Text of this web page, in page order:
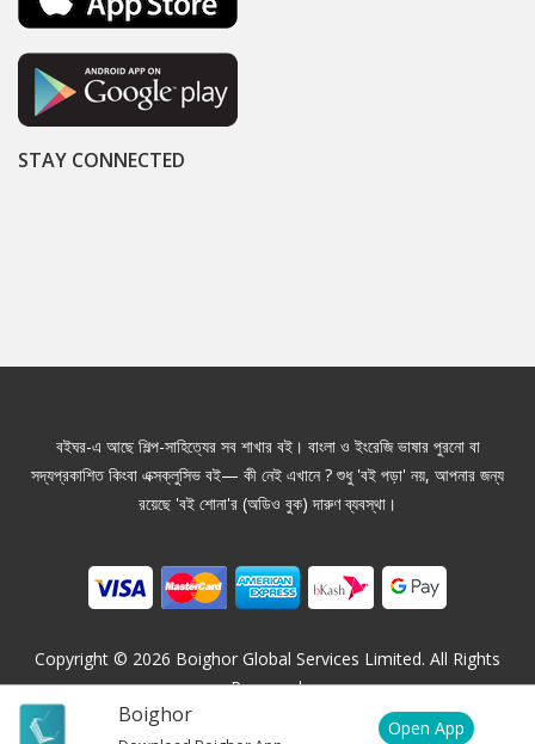
Boighor
Open App
STAY CONNECTED
বইঘর-এ আছে শিল্প-সাহিত্যের সব শাখার বই। বাংলা ও ইংরেজি ভাষার পুরনো বা
সদ্যপ্রকাশিত কিংবা এক্সক্লুসিভ বই— কী নেই এখানে ? শুধু 'বই পড়া' নয়, আপনার জন্য
রয়েছে 'বই শোনা'র (অডিও বুক) দারুণ ব্যবস্থা।
Copyright © 2026 Boighor Global Services Limited. All Rights
Reserved.